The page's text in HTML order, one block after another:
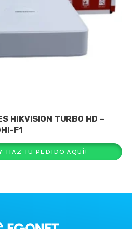
HIKVISION TURBO HD –
F1
HAZ TU PEDIDO AQUÍ!